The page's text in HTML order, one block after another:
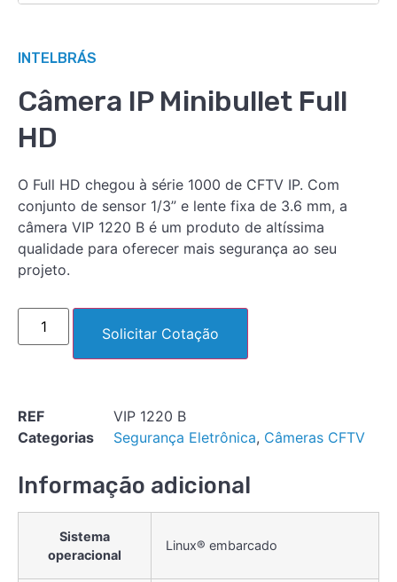
INTELBRÁS
Câmera IP Minibullet Full
HD
O Full HD chegou à série 1000 de CFTV IP. Com
conjunto de sensor 1/3” e lente fixa de 3.6 mm, a
câmera VIP 1220 B é um produto de altíssima
qualidade para oferecer mais segurança ao seu
projeto.
Solicitar Cotação
REF
VIP 1220 B
Categorias
Segurança Eletrônica, Câmeras CFTV
Informação adicional
Sistema
operacional
Linux® embarcado